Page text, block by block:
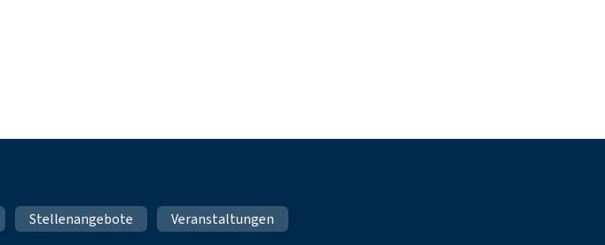
Stellenangebote Veranstaltungen